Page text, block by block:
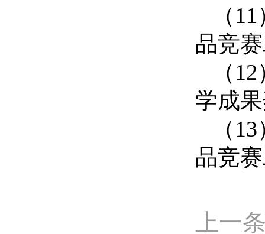
（ 11
品竞
（ 12
学成
（ 13
品竞
上一